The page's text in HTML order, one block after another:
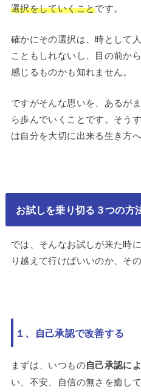
選択をしていくことです。
確かにその選択は、時として
こともしれないし、目の前か
感じるものかも知れません。
ですがそんな思いを、あるが
ら歩んでいくことです。そう
は自分を大切に出来る生き方
お試しを乗り切る３つの方
では、そんなお試しが来た時
り越えて行けばいいのか、そ
１、自己承認で改善する
まずは、いつもの自己承認に
い、不安、自信の無さを癒し